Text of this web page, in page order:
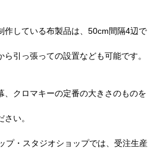
作している布製品は、50cm間隔4辺で
引っ張っての設置なども可能です。
、クロマキーの定番の大きさのものを
い。
プ・スタジオショップでは、受注生産